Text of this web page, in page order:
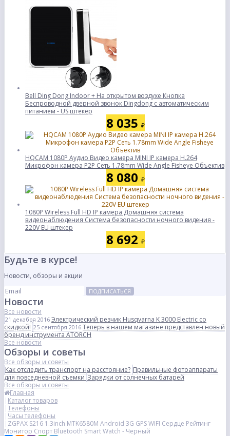
Bell Ding Dong Indoor + На открытом воздухе Кнопка
Беспроводной дверной звонок Dingdong с автоматическим
питанием - US штекер
8 035 ₽
HQCAM 1080P Аудио Видео камера MINI IP камера H.264
Микрофон камера P2P Сеть 1.78mm Wide Angle Fisheye Объектив
8 080 ₽
1080P Wireless Full HD IP камера Домашняя система
видеонаблюдения Система безопасности ночного видения -
220V EU штекер
8 692 ₽
Будьте в курсе!
Новости, обзоры и акции
ПОДПИСАТЬСЯ
Новости
Все новости
21 декабря 2016 Электрический резчик Husqvarna K 3000 Electric со
скидкой! 25 сентября 2016 Теперь в нашем магазине представлен новый
бренд инструмента ATORCH
Все новости
Обзоры и советы
Все обзоры и советы
Как отследить транспорт на расстояние? Правильные фотоаппараты
для повседневной съемкиЗарядки от солнечных батарей
Все обзоры и советы
Главная
Каталог товаров
Телефоны
Часы телефоны
ZGPAX S216 1.3inch MTK6580M Android 3G GPS WIFI Сердце Рейтинг
Монитор Спорт Bluetooth Smart Watch - Черный